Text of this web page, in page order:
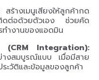
สร้างเมนูเสียงให้ลูกค้ากด
ติดต่อด้วยตัวเอง ช่วยคัด
ทำงานของแอดมิน
(CRM Integration):
างสมบูรณ์แบบ เมื่อมีสาย
ะวัติและข้อมูลของลูกค้า